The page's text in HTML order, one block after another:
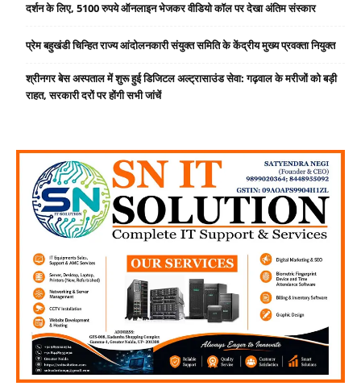
दर्शन के लिए, 5100 रुपये ऑनलाइन भेजकर वीडियो कॉल पर देखा अंतिम संस्कार
प्रेम बहुखंडी चिन्हित राज्य आंदोलनकारी संयुक्त समिति के केंद्रीय मुख्य प्रवक्ता नियुक्त
श्रीनगर बेस अस्पताल में शुरू हुई डिजिटल अल्ट्रासाउंड सेवा: गढ़वाल के मरीजों को बड़ी
राहत, सरकारी दरों पर होंगी सभी जांचें